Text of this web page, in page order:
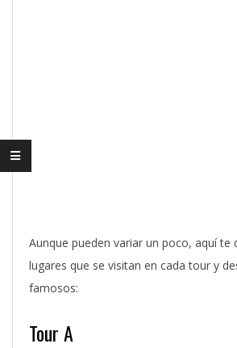
Aunque pueden variar un poco, aquí te
lugares que se visitan en cada tour y
famosos:
Tour A